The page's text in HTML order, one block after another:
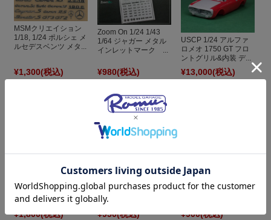
MSMクリエイション
1/18, 1/24 ポルシェ メ
ルセデスベンツ メタ...
¥1,300(税込)
Zoom On 1/24 1/43
1/64 ジャガー メタル
インレットマーク ...
¥980(税込)
USCP 1/24 アルファ
ロメオ 1750 GT フロ
ントグリル&内装 デ...
¥13,000(税込)
MSMクリエイション
1/12 1/18 1/24 1/43 エ
ンブレム立体ステッ...
¥1,800(税込)
1/64 インフィニティ
メタル インレットマ...
¥950(税込)
ンレットマーク ZD...
¥900(税込)